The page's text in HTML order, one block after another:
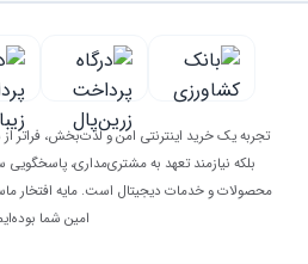
تجربه یک خرید اینترنتی امن و لذت‌بخش، فراتر
بلکه نیازمند تعهد به مشتری‌مداری،
امین شما